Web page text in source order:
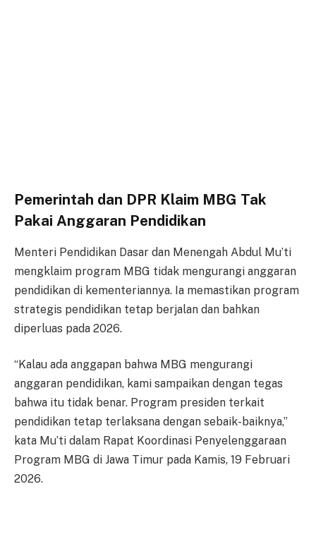
Pemerintah dan DPR Klaim MBG Tak
Pakai Anggaran Pendidikan
Menteri Pendidikan Dasar dan Menengah Abdul Mu’ti
mengklaim program MBG tidak mengurangi anggaran
pendidikan di kementeriannya. Ia memastikan program
strategis pendidikan tetap berjalan dan bahkan
diperluas pada 2026.
“Kalau ada anggapan bahwa MBG mengurangi
anggaran pendidikan, kami sampaikan dengan tegas
bahwa itu tidak benar. Program presiden terkait
pendidikan tetap terlaksana dengan sebaik-baiknya,”
kata Mu’ti dalam Rapat Koordinasi Penyelenggaraan
Program MBG di Jawa Timur pada Kamis, 19 Februari
2026.